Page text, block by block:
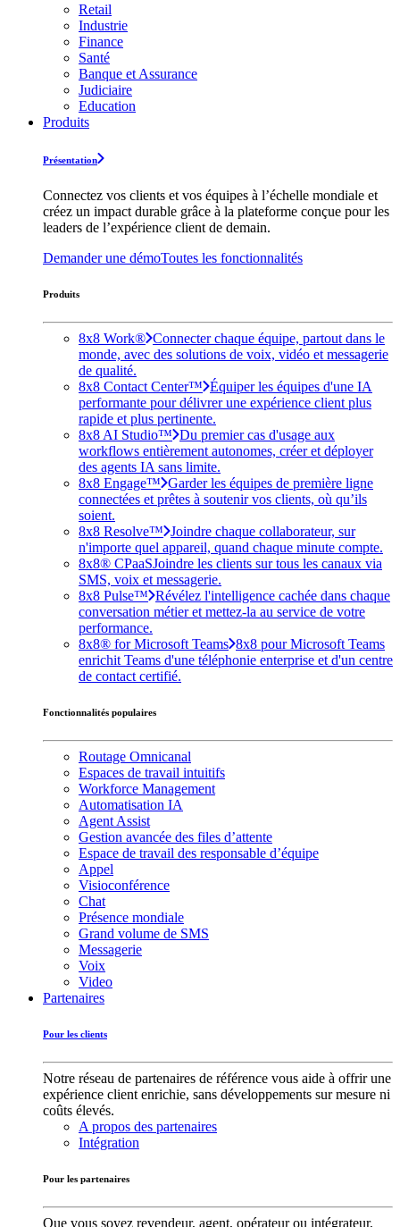
Retail
Industrie
Finance
Santé
Banque et Assurance
Judiciaire
Education
Produits
Présentation
Connectez vos clients et vos équipes à l’échelle mondiale et
créez un impact durable grâce à la plateforme conçue pour les
leaders de l’expérience client de demain.
Demander une démoToutes les fonctionnalités
Produits
8x8 Work® Connecter chaque équipe, partout dans le
monde, avec des solutions de voix, vidéo et messagerie
de qualité.
8x8 Contact Center™ Équiper les équipes d'une IA
performante pour délivrer une expérience client plus
rapide et plus pertinente.
8x8 AI Studio™ Du premier cas d'usage aux
workflows entièrement autonomes, créer et déployer
des agents IA sans limite.
8x8 Engage™ Garder les équipes de première ligne
connectées et prêtes à soutenir vos clients, où qu’ils
soient.
8x8 Resolve™ Joindre chaque collaborateur, sur
n'importe quel appareil, quand chaque minute compte.
8x8® CPaaSJoindre les clients sur tous les canaux via
SMS, voix et messagerie.
8x8 Pulse™ Révélez l'intelligence cachée dans chaque
conversation métier et mettez-la au service de votre
performance.
8x8® for Microsoft Teams 8x8 pour Microsoft Teams
enrichit Teams d'une téléphonie enterprise et d'un centre
de contact certifié.
Fonctionnalités populaires
Routage Omnicanal
Espaces de travail intuitifs
Workforce Management
Automatisation IA
Agent Assist
Gestion avancée des files d’attente
Espace de travail des responsable d’équipe
Appel
Visioconférence
Chat
Présence mondiale
Grand volume de SMS
Messagerie
Voix
Video
Partenaires
Pour les clients
Notre réseau de partenaires de référence vous aide à offrir une
expérience client enrichie, sans développements sur mesure ni
coûts élevés.
A propos des partenaires
Intégration
Pour les partenaires
Que vous soyez revendeur, agent, opérateur ou intégrateur,